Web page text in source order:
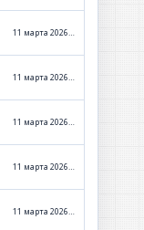
11 марта 2026 г. 13:19
11 марта 2026 г. 13:18
11 марта 2026 г. 13:18
11 марта 2026 г. 11:53
11 марта 2026 г. 11:50